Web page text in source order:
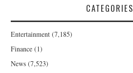
CATEGORIES
Entertainment (7,185)
Finance (1)
News (7,523)